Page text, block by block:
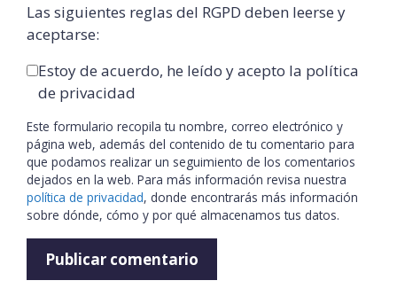
Las siguientes reglas del RGPD deben leerse y
aceptarse:
Estoy de acuerdo, he leído y acepto la política
de privacidad
Este formulario recopila tu nombre, correo electrónico y
página web, además del contenido de tu comentario para
que podamos realizar un seguimiento de los comentarios
dejados en la web. Para más información revisa nuestra
política de privacidad, donde encontrarás más información
sobre dónde, cómo y por qué almacenamos tus datos.